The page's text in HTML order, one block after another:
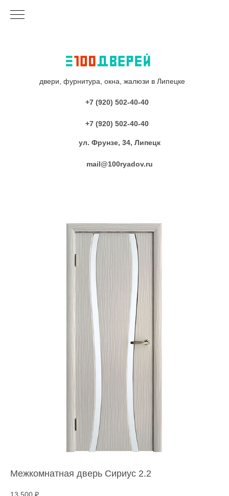
двери, фурнитура, окна, жалюзи в Липецке
+7 (920) 502-40-40
+7 (920) 502-40-40
ул. Фрунзе, 34, Липецк
mail@100ryadov.ru
Межкомнатная дверь Сириус 2.2